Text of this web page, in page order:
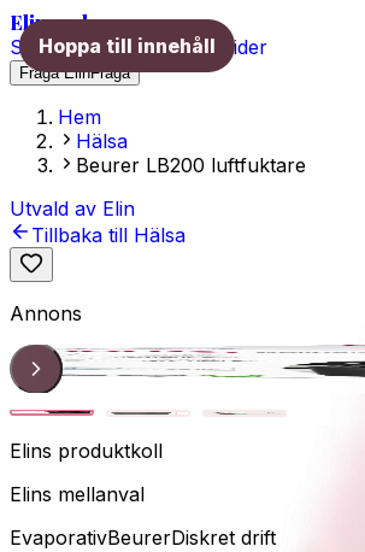
Hoppa till innehåll
Elins val
SkönhetHälsa TräningGuider
Fråga ElinFråga
Hem
Hälsa
Beurer LB200 luftfuktare
Utvald av Elin
Tillbaka till Hälsa
Annons
Produkt
1/ 3
Elins produktkoll
Elins mellanval
EvaporativBeurerDiskret drift